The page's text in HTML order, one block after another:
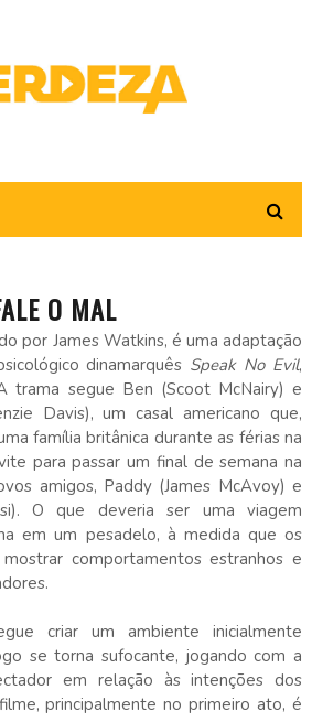
O MAL
por James Watkins, é uma adaptação
dinamarquês Speak No Evil,
trama segue Ben (Scoot McNairy) e
Davis), um casal americano que,
família britânica durante as férias na
para passar um final de semana na
amigos, Paddy (James McAvoy) e
O que deveria ser uma viagem
em um pesadelo, à medida que os
comportamentos estranhos e
criar um ambiente inicialmente
se torna sufocante, jogando com a
em relação às intenções dos
principalmente no primeiro ato, é